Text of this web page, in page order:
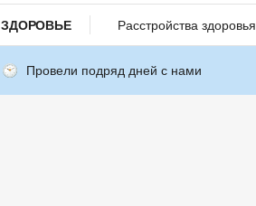
ЗДОРОВЬЕ Расстройства здоровья
Провели подряд дней с нами